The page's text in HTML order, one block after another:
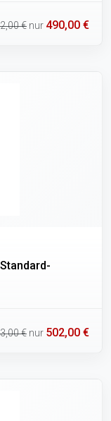
€ nur 490,00 €
€ nur 502,00 €